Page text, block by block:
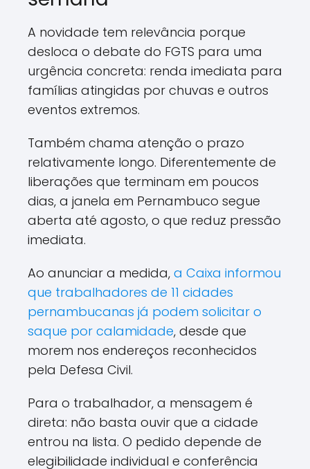
A novidade tem relevância porque
desloca o debate do FGTS para uma
urgência concreta: renda imediata para
famílias atingidas por chuvas e outros
eventos extremos.
Também chama atenção o prazo
relativamente longo. Diferentemente de
liberações que terminam em poucos
dias, a janela em Pernambuco segue
aberta até agosto, o que reduz pressão
imediata.
Ao anunciar a medida, a Caixa informou
que trabalhadores de 11 cidades
pernambucanas já podem solicitar o
saque por calamidade, desde que
morem nos endereços reconhecidos
pela Defesa Civil.
Para o trabalhador, a mensagem é
direta: não basta ouvir que a cidade
entrou na lista. O pedido depende de
elegibilidade individual e conferência